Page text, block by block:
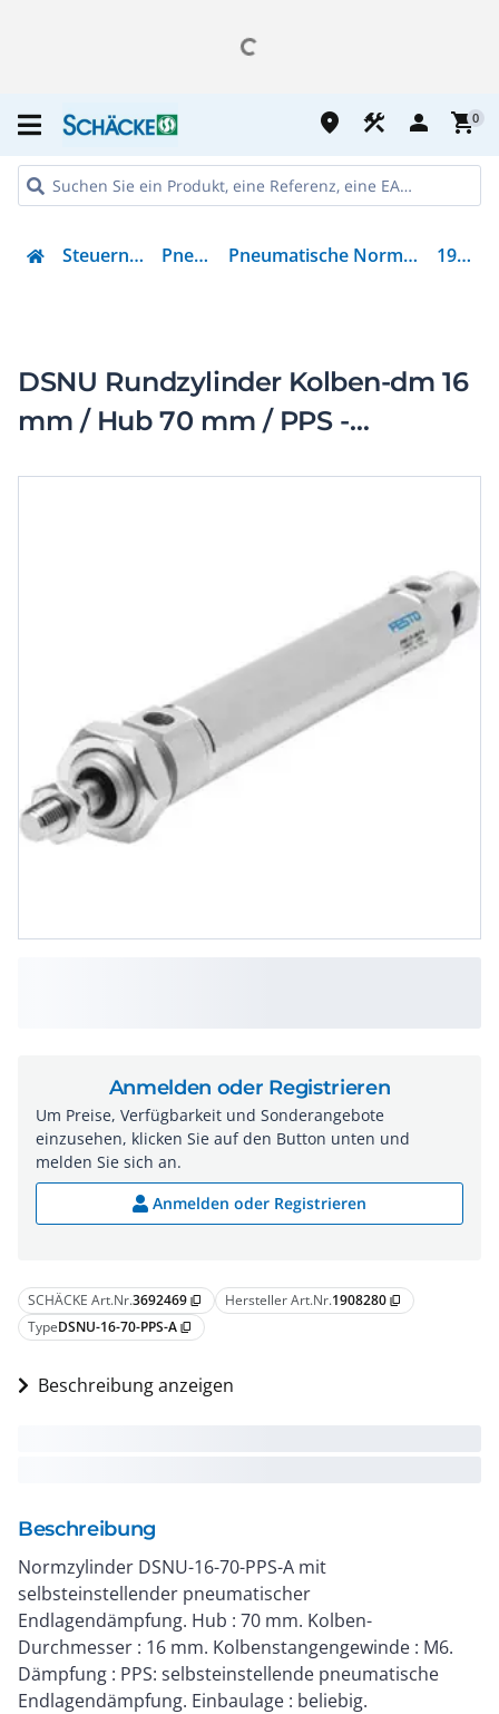
place construction person shopping_cart0
Steuern & Regeln Pneumatik Pneumatische Normbasierter Zylinder 1908280
DSNU Rundzylinder Kolben-dm 16
mm / Hub 70 mm / PPS -
SCHÄCKE Art.Nr.3692469 content_copy Hersteller Art.Nr.1908280 content_copy
TypeDSNU-16-70-PPS-A content_copy
Beschreibung anzeigen
Beschreibung
Normzylinder DSNU-16-70-PPS-A mit
selbsteinstellender pneumatischer
Endlagendämpfung. Hub : 70 mm. Kolben-
Durchmesser : 16 mm. Kolbenstangengewinde : M6.
Dämpfung : PPS: selbsteinstellende pneumatische
Endlagendämpfung. Einbaulage : beliebig.
Anmelden oder Registrieren
Um Preise, Verfügbarkeit und Sonderangebote
einzusehen, klicken Sie auf den Button unten und
melden Sie sich an.
Anmelden oder Registrieren